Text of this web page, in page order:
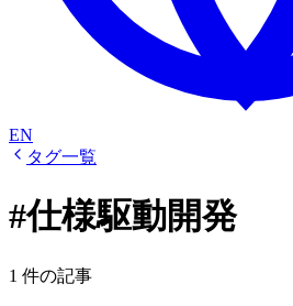
EN
タグ一覧
#仕様駆動開発
1 件の記事